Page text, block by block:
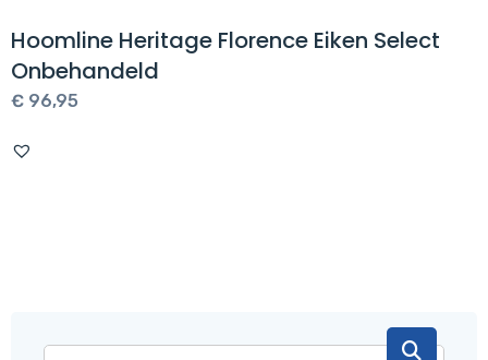
Hoomline Heritage Florence Eiken Select
Onbehandeld
€ 96,95